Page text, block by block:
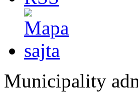
Municipality